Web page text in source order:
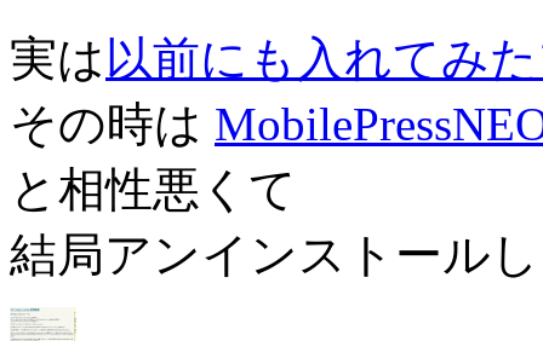
実は以前にも入れてみ
その時は
と相性悪くて
結局アンインストール